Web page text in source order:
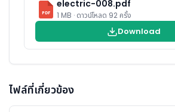
PDF
electric-008.pdf
1 MB · ดาวน์โหลด 92 ครั้ง
Download
ไฟล์ที่เกี่ยวข้อง